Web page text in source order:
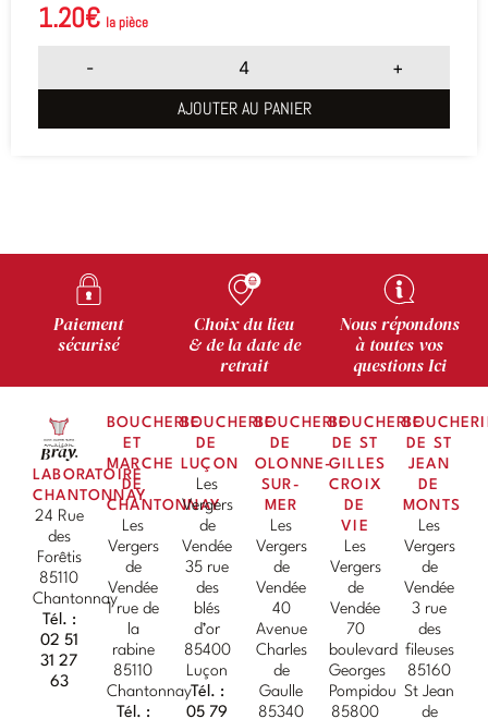
1.20€ la pièce
- +
AJOUTER AU PANIER
Paiement
sécurisé
Choix du lieu
& de la date de
retrait
Nous répondons
à toutes vos
questions Ici
LABORATOIRE
CHANTONNAY
24 Rue
des
Forêtis
85110
Chantonnay
Tél. :
02 51
31 27
63
BOUCHERIE
ET
MARCHE
DE
CHANTONNAY
Les
Vergers
de
Vendée
1 rue de
la
rabine
85110
Chantonnay
Tél. :
BOUCHERIE
DE
LUÇON
Les
Vergers
de
Vendée
35 rue
des
blés
d’or
85400
Luçon
Tél. :
05 79
BOUCHERIE
DE
OLONNE-
SUR-
MER
Les
Vergers
de
Vendée
40
Avenue
Charles
de
Gaulle
85340
BOUCHERIE
DE ST
GILLES
CROIX
DE
VIE
Les
Vergers
de
Vendée
70
boulevard
Georges
Pompidou
85800
DE ST
JEAN
DE
MONTS
Les
Vergers
de
Vendée
3 rue
des
fileuses
85160
St Jean
de